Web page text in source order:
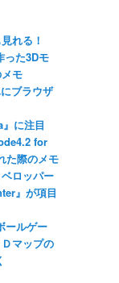
れる！
った3Dモ
モ
ブラウザ
に注目
for
た際のメモ
ロッパー
』が項目
ールゲー
マップの